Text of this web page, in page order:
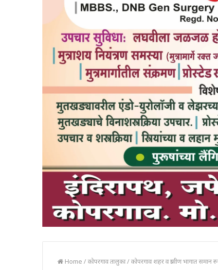
Home /कोपरगाव तालुका/कोपरगाव शहर व ग्रामीण भागात समान